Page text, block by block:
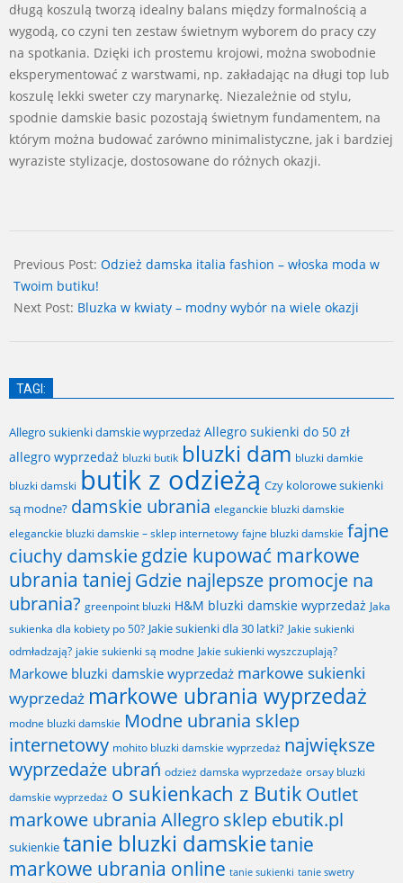
długą koszulą tworzą idealny balans między formalnością a
wygodą, co czyni ten zestaw świetnym wyborem do pracy czy
na spotkania. Dzięki ich prostemu krojowi, można swobodnie
eksperymentować z warstwami, np. zakładając na długi top lub
koszulę lekki sweter czy marynarkę. Niezależnie od stylu,
spodnie damskie basic pozostają świetnym fundamentem, na
którym można budować zarówno minimalistyczne, jak i bardziej
wyraziste stylizacje, dostosowane do różnych okazji.
09-
18
Previous Post: Odzież damska italia fashion – włoska moda w
Twoim butiku!
Next Post: Bluzka w kwiaty – modny wybór na wiele okazji
TAGI:
Allegro sukienki damskie wyprzedaż Allegro sukienki do 50 zł
allegro wyprzedaż bluzki butik bluzki dam bluzki damkie
bluzki damski butik z odzieżą Czy kolorowe sukienki
są modne? damskie ubrania eleganckie bluzki damskie
eleganckie bluzki damskie – sklep internetowy fajne bluzki damskie fajne
ciuchy damskiegdzie kupować markowe
ubrania taniej Gdzie najlepsze promocje na
ubrania? greenpoint bluzki H&M bluzki damskie wyprzedaż Jaka
sukienka dla kobiety po 50? Jakie sukienki dla 30 latki? Jakie sukienki
odmładzają? jakie sukienki są modne Jakie sukienki wyszczuplają?
Markowe bluzki damskie wyprzedaż markowe sukienki
wyprzedaż markowe ubrania wyprzedaż
modne bluzki damskie Modne ubrania sklep
internetowy mohito bluzki damskie wyprzedaż największe
wyprzedaże ubrań odzież damska wyprzedaże orsay bluzki
damskie wyprzedaż o sukienkach z Butik Outlet
markowe ubrania Allegro sklep ebutik.pl
sukienkie tanie bluzki damskietanie
markowe ubrania online tanie sukienki tanie swetry